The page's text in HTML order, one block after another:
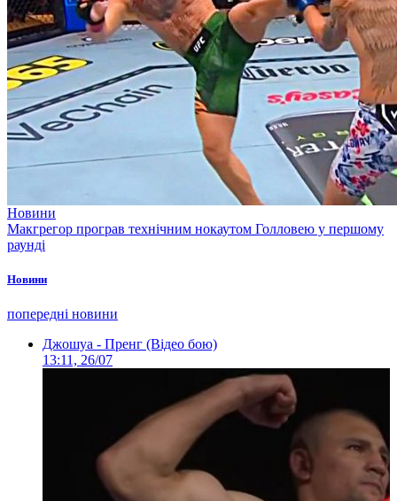
Новини
Макгрегор програв технічним нокаутом Голловею у першому
раунді
Новини
попередні новини
Джошуа - Пренг (Відео бою)
13:11, 26/07